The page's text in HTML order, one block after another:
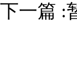
下一篇 :